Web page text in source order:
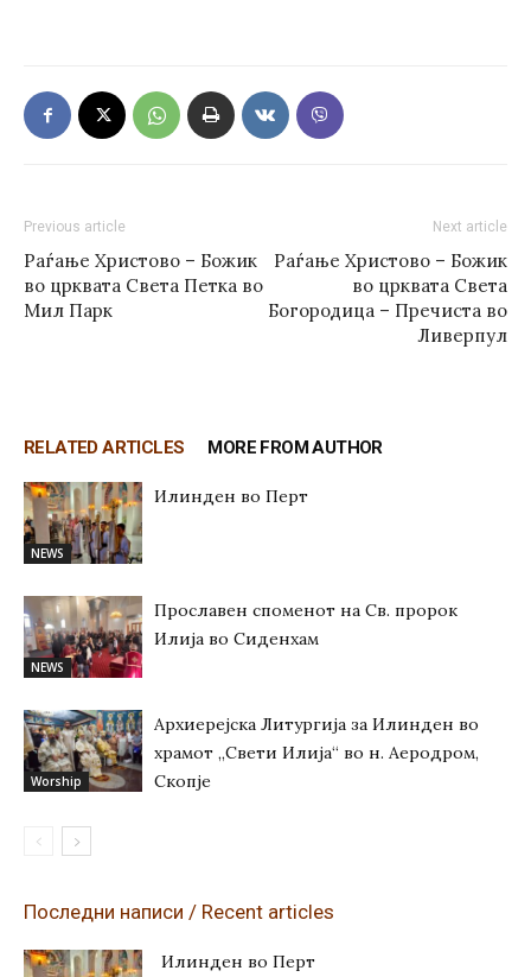
Previous article
Раѓање Христово – Божик
во црквата Света Петка во
Мил Парк
Next article
Раѓање Христово – Божик
во црквата Света
Богородица – Пречиста во
Ливерпул
RELATED ARTICLES MORE FROM AUTHOR
NEWS
Илинден во Перт
NEWS
Прославен споменот на Св. пророк
Илија во Сиденхам
Worship
Архиерејска Литургија за Илинден во
храмот „Свети Илија“ во н. Аеродром,
Скопје
Последни написи / Recent articles
Илинден во Перт